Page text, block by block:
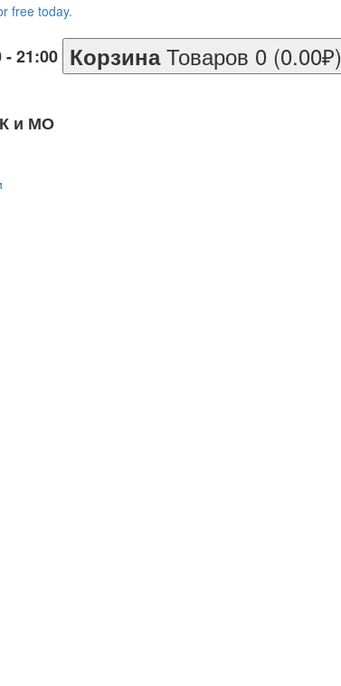
КорзинаТоваров 0 (0.00₽)
- 21:00
и МО